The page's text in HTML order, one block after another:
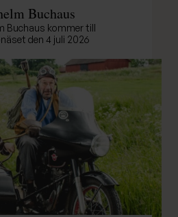
Buchaus
Buchaus kommer till
den 4 juli 2026